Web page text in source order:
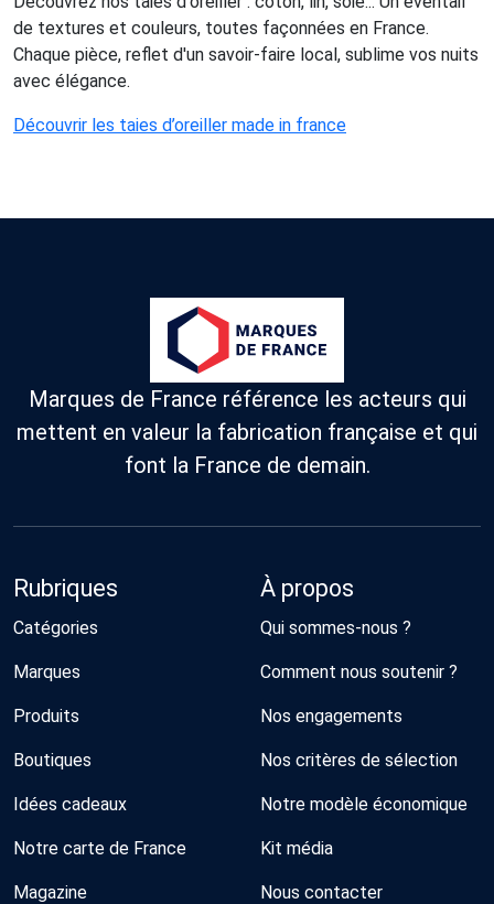
de textures et couleurs, toutes façonnées en France.
Chaque pièce, reflet d'un savoir-faire local, sublime vos nuits
avec élégance.
Découvrir les taies d’oreiller made in france
Marques de France référence les acteurs qui
mettent en valeur la fabrication française et qui
font la France de demain.
Rubriques
Catégories
Marques
Produits
Boutiques
Idées cadeaux
Notre carte de France
Magazine
À propos
Qui sommes-nous ?
Comment nous soutenir ?
Nos engagements
Nos critères de sélection
Notre modèle économique
Kit média
Nous contacter